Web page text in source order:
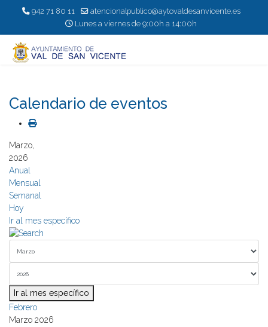
942 71 80 11
atencionalpublico@aytovaldesanvicente.es
Lunes a viernes de 9:00h a 14:00h
Calendario de eventos
Marzo,
2026
Anual
Mensual
Semanal
Hoy
Ir al mes específico
Ir al mes específico
Febrero
Marzo 2026